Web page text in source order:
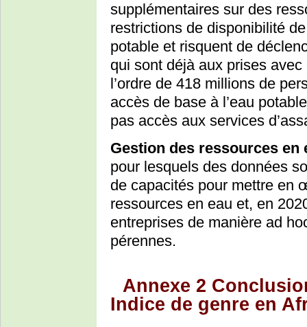
supplémentaires sur des
restrictions de disponibilité de
potable et risquent de
qui sont déjà aux prises
l’ordre de 418 millions de
accès de base à l’eau
pas accès aux services
Gestion des ressources en
pour lesquels des données
de capacités pour mettre en
ressources en eau et, en
entreprises de manière ad
pérennes.
Annexe 2
Indice de genre en